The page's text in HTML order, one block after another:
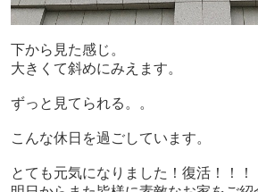
下から見た感じ。
大きくて斜めにみえます。
ずっと見てられる。。
こんな休日を過ごしています。
とても元気になりました！復活！！！